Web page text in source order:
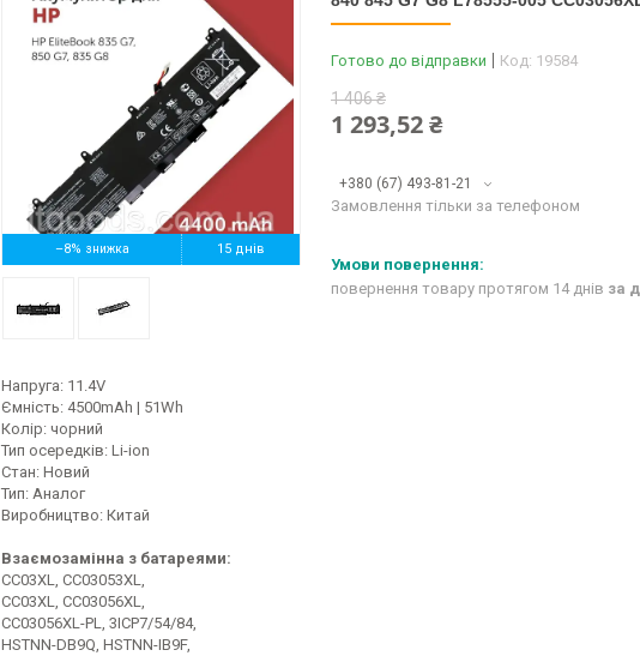
–8% 15 днів
Готово до відправки Код: 19584
1 406 ₴
1 293,52 ₴
+380 (67) 493-81-21
Замовлення тільки за телефоном
повернення товару протягом 14 днів за
Напруга: 11.4V
Ємність: 4500mAh | 51Wh
Колір: чорний
Тип осередків: Li-ion
Стан: Новий
Тип: Аналог
Виробництво: Китай
Взаємозамінна з батареями:
CC03XL, CC03053XL,
CC03XL, CC03056XL,
CC03056XL-PL, 3ICP7/54/84,
HSTNN-DB9Q, HSTNN-IB9F,